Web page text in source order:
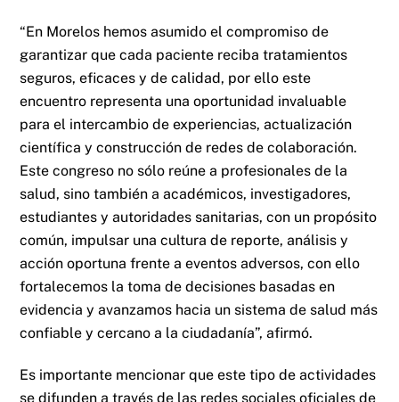
“En Morelos hemos asumido el compromiso de
garantizar que cada paciente reciba tratamientos
seguros, eficaces y de calidad, por ello este
encuentro representa una oportunidad invaluable
para el intercambio de experiencias, actualización
científica y construcción de redes de colaboración.
Este congreso no sólo reúne a profesionales de la
salud, sino también a académicos, investigadores,
estudiantes y autoridades sanitarias, con un propósito
común, impulsar una cultura de reporte, análisis y
acción oportuna frente a eventos adversos, con ello
fortalecemos la toma de decisiones basadas en
evidencia y avanzamos hacia un sistema de salud más
confiable y cercano a la ciudadanía”, afirmó.
Es importante mencionar que este tipo de actividades
se difunden a través de las redes sociales oficiales de